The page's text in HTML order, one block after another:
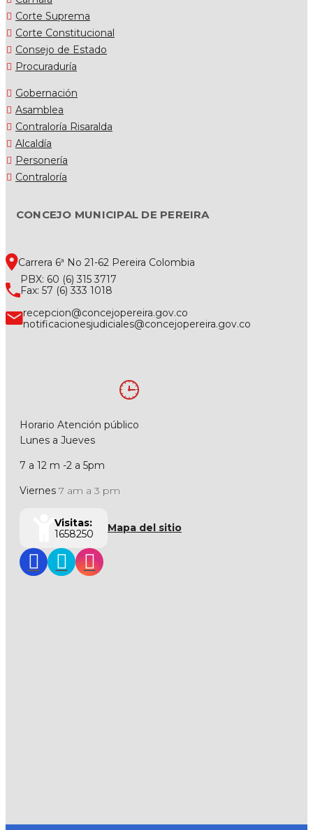
Corte Suprema
Corte Constitucional
Consejo de Estado
Procuraduría
Gobernación
Asamblea
Contraloría Risaralda
Alcaldía
Personería
Contraloría
CONCEJO MUNICIPAL DE PEREIRA
Carrera 6ª No 21-62 Pereira Colombia
PBX: 60 (6) 315 3717
Fax: 57 (6) 333 1018
recepcion@concejopereira.gov.co
notificacionesjudiciales@concejopereira.gov.co
Horario Atención público
Lunes a Jueves
7 a 12 m -2 a 5pm
Viernes 7 am a 3 pm
Visitas:
1658250
Mapa del sitio